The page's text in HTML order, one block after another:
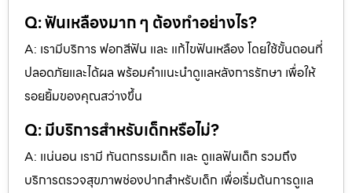
Q: ฟันเหลืองมาก ๆ ต้องทำอย่างไร?
A: เรามีบริการ ฟอกสีฟัน และ แก้ไขฟันเหลือง โดยใช้ขั้นตอนที่
ปลอดภัยและได้ผล พร้อมคำแนะนำดูแลหลังการรักษา เพื่อให้
รอยยิ้มของคุณสว่างขึ้น
Q: มีบริการสำหรับเด็กหรือไม่?
A: แน่นอน เรามี ทันตกรรมเด็ก และ ดูแลฟันเด็ก รวมถึง
บริการตรวจสุขภาพช่องปากสำหรับเด็ก เพื่อเริ่มต้นการดูแล